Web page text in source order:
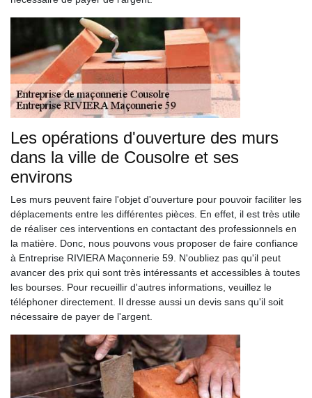
Les opérations d'ouverture des murs
dans la ville de Cousolre et ses
environs
Les murs peuvent faire l'objet d'ouverture pour pouvoir faciliter les
déplacements entre les différentes pièces. En effet, il est très utile
de réaliser ces interventions en contactant des professionnels en
la matière. Donc, nous pouvons vous proposer de faire confiance
à Entreprise RIVIERA Maçonnerie 59. N'oubliez pas qu'il peut
avancer des prix qui sont très intéressants et accessibles à toutes
les bourses. Pour recueillir d'autres informations, veuillez le
téléphoner directement. Il dresse aussi un devis sans qu'il soit
nécessaire de payer de l'argent.